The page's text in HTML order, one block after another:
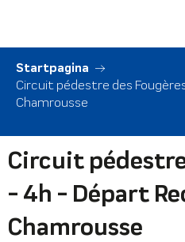
contenu
principal
Startpagina
Circuit pédestre des
Chamrousse
Circuit
- 4h - Départ
Chamrousse